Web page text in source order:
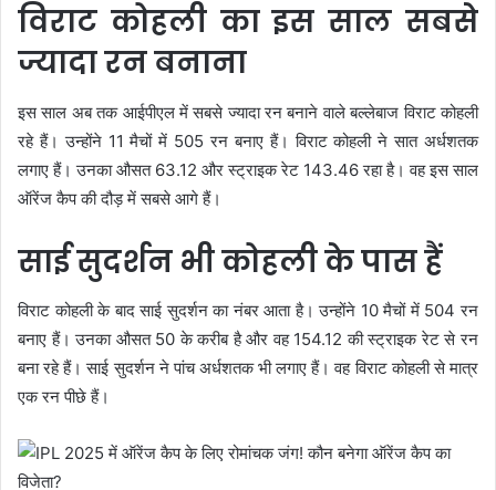
विराट कोहली का इस साल सबसे
ज्यादा रन बनाना
इस साल अब तक आईपीएल में सबसे ज्यादा रन बनाने वाले बल्लेबाज विराट कोहली
रहे हैं। उन्होंने 11 मैचों में 505 रन बनाए हैं। विराट कोहली ने सात अर्धशतक
लगाए हैं। उनका औसत 63.12 और स्ट्राइक रेट 143.46 रहा है। वह इस साल
ऑरेंज कैप की दौड़ में सबसे आगे हैं।
साई सुदर्शन भी कोहली के पास हैं
विराट कोहली के बाद साई सुदर्शन का नंबर आता है। उन्होंने 10 मैचों में 504 रन
बनाए हैं। उनका औसत 50 के करीब है और वह 154.12 की स्ट्राइक रेट से रन
बना रहे हैं। साई सुदर्शन ने पांच अर्धशतक भी लगाए हैं। वह विराट कोहली से मात्र
एक रन पीछे हैं।